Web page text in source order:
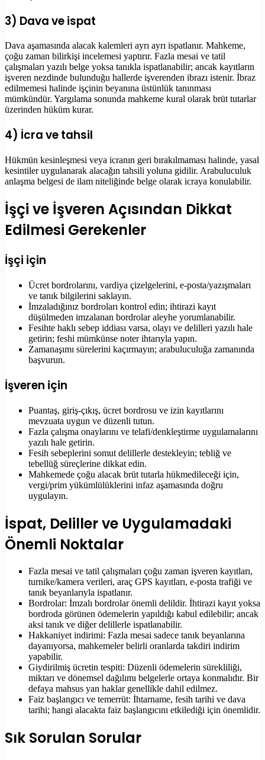
3) Dava ve ispat
Dava aşamasında alacak kalemleri ayrı ayrı ispatlanır. Mahkeme,
çoğu zaman bilirkişi incelemesi yaptırır. Fazla mesai ve tatil
çalışmaları yazılı belge yoksa tanıkla ispatlanabilir; ancak kayıtların
işveren nezdinde bulunduğu hallerde işverenden ibrazı istenir. İbraz
edilmemesi halinde işçinin beyanına üstünlük tanınması
mümkündür. Yargılama sonunda mahkeme kural olarak brüt tutarlar
üzerinden hüküm kurar.
4) İcra ve tahsil
Hükmün kesinleşmesi veya icranın geri bırakılmaması halinde, yasal
kesintiler uygulanarak alacağın tahsili yoluna gidilir. Arabuluculuk
anlaşma belgesi de ilam niteliğinde belge olarak icraya konulabilir.
İşçi ve İşveren Açısından Dikkat
Edilmesi Gerekenler
İşçi için
Ücret bordrolarını, vardiya çizelgelerini, e-posta/yazışmaları
ve tanık bilgilerini saklayın.
İmzaladığınız bordroları kontrol edin; ihtirazi kayıt
düşülmeden imzalanan bordrolar aleyhe yorumlanabilir.
Fesihte haklı sebep iddiası varsa, olayı ve delilleri yazılı hale
getirin; feshi mümkünse noter ihtarıyla yapın.
Zamanaşımı sürelerini kaçırmayın; arabuluculuğa zamanında
başvurun.
İşveren için
Puantaş, giriş-çıkış, ücret bordrosu ve izin kayıtlarını
mevzuata uygun ve düzenli tutun.
Fazla çalışma onaylarını ve telafi/denkleştirme uygulamalarını
yazılı hale getirin.
Fesih sebeplerini somut delillerle destekleyin; tebliğ ve
tebellüğ süreçlerine dikkat edin.
Mahkemede çoğu alacak brüt tutarla hükmedileceği için,
vergi/prim yükümlülüklerini infaz aşamasında doğru
uygulayın.
İspat, Deliller ve Uygulamadaki
Önemli Noktalar
Fazla mesai ve tatil çalışmaları çoğu zaman işveren kayıtları,
turnike/kamera verileri, araç GPS kayıtları, e-posta trafiği ve
tanık beyanlarıyla ispatlanır.
Bordrolar: İmzalı bordrolar önemli delildir. İhtirazi kayıt yoksa
bordroda görünen ödemelerin yapıldığı kabul edilebilir; ancak
aksi tanık ve diğer delillerle ispatlanabilir.
Hakkaniyet indirimi: Fazla mesai sadece tanık beyanlarına
dayanıyorsa, mahkemeler belirli oranlarda takdiri indirim
yapabilir.
Giydirilmiş ücretin tespiti: Düzenli ödemelerin sürekliliği,
miktarı ve dönemsel dağılımı belgelerle ortaya konmalıdır. Bir
defaya mahsus yan haklar genellikle dahil edilmez.
Faiz başlangıcı ve temerrüt: İhtarname, fesih tarihi ve dava
tarihi; hangi alacakta faiz başlangıcını etkilediği için önemlidir.
Sık Sorulan Sorular